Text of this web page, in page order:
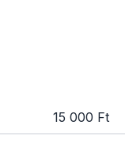
15 000 Ft